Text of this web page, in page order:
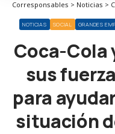
NOTICIAS SOCIAL GRANDES
Coca-Cola
sus
para
situación